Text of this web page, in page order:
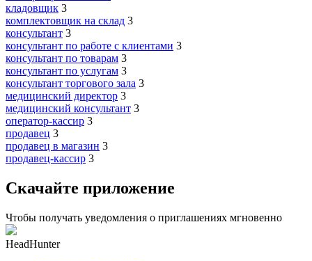
кладовщик 3
комплектовщик на склад 3
консультант 3
консультант по работе с клиентами 3
консультант по товарам 3
консультант по услугам 3
консультант торгового зала 3
медицинский директор 3
медицинский консультант 3
оператор-кассир 3
продавец 3
продавец в магазин 3
продавец-кассир 3
Скачайте приложение
Чтобы получать уведомления о приглашениях мгновенно
HeadHunter